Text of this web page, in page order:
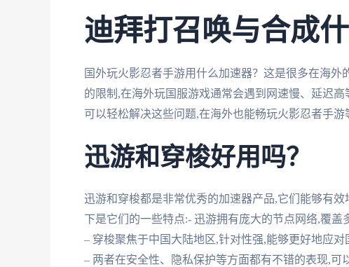
迪拜打召唤与合成
国外玩火影忍者手游用什么加速器？这是很多在海
的限制,在海外玩国服游戏通常会遇到网速慢、延迟
可以轻松解决这些问题,在海外也能畅玩火影忍者手游
迅游和穿梭好用吗？
迅游和穿梭都是非常优秀的加速器产品,它们能够有
下是它们的一些特点:- 迅游拥有庞大的节点网络,覆盖
– 穿梭聚焦于中国大陆地区,针对性强,能够更好地应对
– 两者在安全性、隐私保护等方面都有不错的表现,可